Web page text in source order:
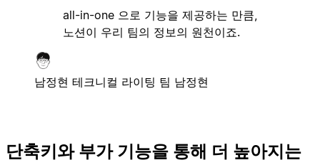
all-in-one 으로 기능을 제공하는 만큼,
노션이 우리 팀의 정보의 원천이죠.
남정현 테크니컬 라이팅 팀 남정현
단축키와 부가 기능을 통해 더 높아지는